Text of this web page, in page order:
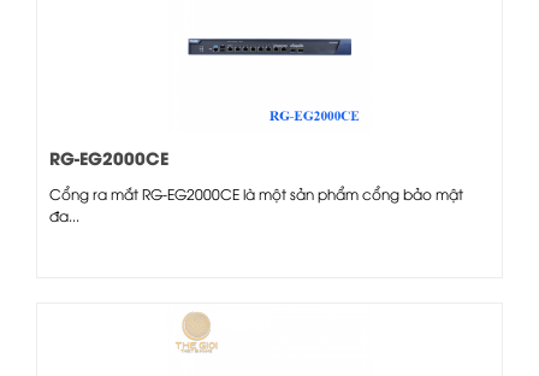
RG-EG2000CE
Cổng ra mắt RG-EG2000CE là một sản phẩm cổng bảo mật
đa...